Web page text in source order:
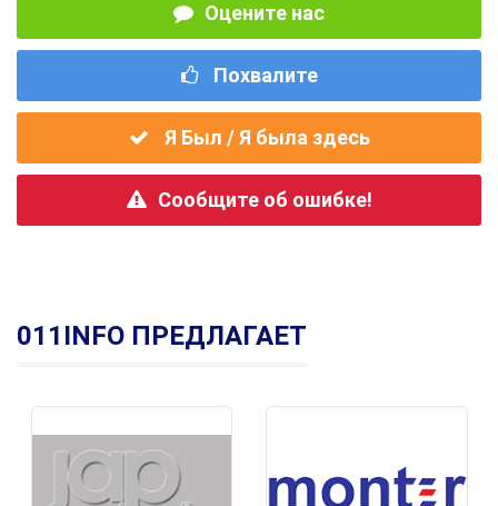
Оцените нас
Похвалите
Я Был / Я была здесь
Сообщите об ошибке!
011INFO ПРЕДЛАГАЕТ